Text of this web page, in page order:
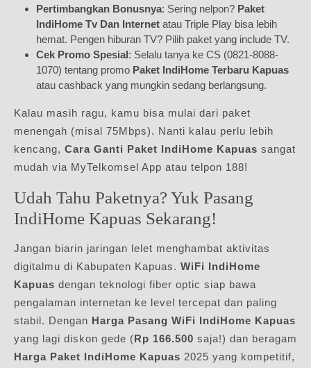
Pertimbangkan Bonusnya: Sering nelpon? Paket
IndiHome Tv Dan Internet atau Triple Play bisa lebih
hemat. Pengen hiburan TV? Pilih paket yang include TV.
Cek Promo Spesial: Selalu tanya ke CS (0821-8088-
1070) tentang promo Paket IndiHome Terbaru Kapuas
atau cashback yang mungkin sedang berlangsung.
Kalau masih ragu, kamu bisa mulai dari paket
menengah (misal 75Mbps). Nanti kalau perlu lebih
kencang, Cara Ganti Paket IndiHome Kapuas sangat
mudah via MyTelkomsel App atau telpon 188!
Udah Tahu Paketnya? Yuk Pasang
IndiHome Kapuas Sekarang!
Jangan biarin jaringan lelet menghambat aktivitas
digitalmu di Kabupaten Kapuas. WiFi IndiHome
Kapuas dengan teknologi fiber optic siap bawa
pengalaman internetan ke level tercepat dan paling
stabil. Dengan Harga Pasang WiFi IndiHome Kapuas
yang lagi diskon gede (Rp 166.500 saja!) dan beragam
Harga Paket IndiHome Kapuas 2025 yang kompetitif,